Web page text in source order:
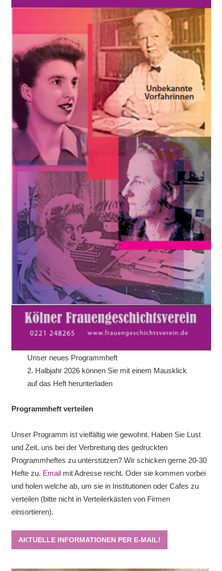
Unser neues Programmheft
2. Halbjahr 2026 können Sie mit einem Mausklick
auf das Heft herunterladen
Programmheft verteilen
Unser Programm ist vielfältig wie gewohnt. Haben Sie Lust
und Zeit, uns bei der Verbreitung des gedruckten
Programmheftes zu unterstützen? Wir schicken gerne 20-30
Hefte zu. Emailmit Adresse reicht. Oder sie kommen vorbei
und holen welche ab, um sie in Institutionen oder Cafes zu
verteilen (bitte nicht in Verteilerkästen von Firmen
einsortieren).
AKTUELLE INFORMATIONEN PER E-MAIL!